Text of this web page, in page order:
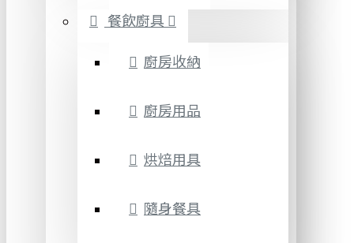
餐飲廚具
廚房收納
廚房用品
烘焙用具
隨身餐具